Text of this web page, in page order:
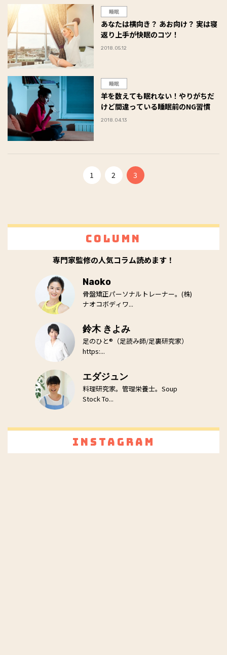
睡眠
あなたは横向き？ あお向け？ 実は寝
返り上手が快眠のコツ！
2018.05.12
睡眠
羊を数えても眠れない！やりがちだ
けど間違っている睡眠前のNG習慣
2018.04.13
1 2 3
Column
専門家監修の人気コラム読めます！
Naoko
骨盤矯正パーソナルトレーナー。(株)
ナオコボディワ...
鈴木 きよみ
足のひと®（足読み師/足裏研究家）
https:...
エダジュン
料理研究家。管理栄養士。Soup
Stock To...
Instagram